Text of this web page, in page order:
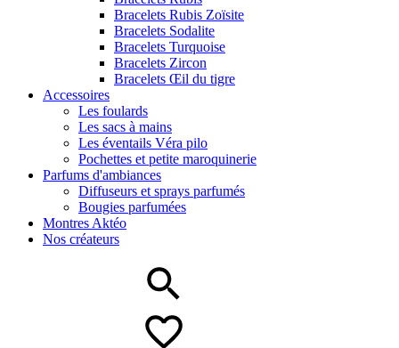
Bracelets Rubis Zoïsite
Bracelets Sodalite
Bracelets Turquoise
Bracelets Zircon
Bracelets Œil du tigre
Accessoires
Les foulards
Les sacs à mains
Les éventails Véra pilo
Pochettes et petite maroquinerie
Parfums d'ambiances
Diffuseurs et sprays parfumés
Bougies parfumées
Montres Aktéo
Nos créateurs